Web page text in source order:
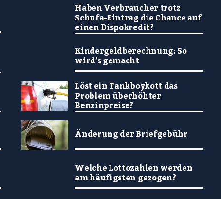
Haben Verbraucher trotz
Schufa-Eintrag die Chance auf
einen Dispokredit?
Kindergeldberechnung: So
wird’s gemacht
Löst ein Tankboykott das
Problem überhöhter
Benzinpreise?
Änderung der Briefgebühr
Welche Lottozahlen werden
am häufigsten gezogen?